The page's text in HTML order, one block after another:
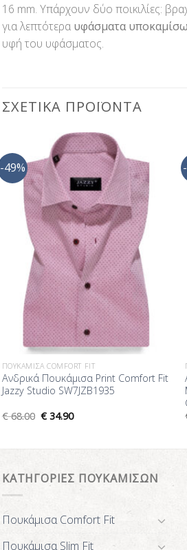
16 mm. Υπάρχουν δύο ποικιλίες:
για λεπτότερα υφάσματα
υφή του υφάσματος.
ΣΧΕΤΙΚΆ ΠΡΟΪΌΝΤΑ
-49%
Προσθήκη
στη Λίστα
Επιθυμίας
ΠΟΥΚΆΜΙΣΑ COMFORT FIT
Ανδρικά Πουκάμισα Print Comfort Fit
Jazzy Studio SW7JZB1935
€68.00 €34.90
ΚΑΤΗΓΟΡΙΕΣ ΠΟΥΚΑΜΙΣΩΝ
Πουκάμισα Comfort Fit
Πουκάμισα Slim Fit